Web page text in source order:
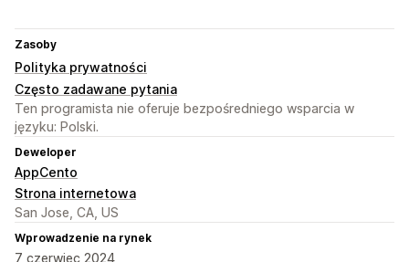
Zasoby
Polityka prywatności
Często zadawane pytania
Ten programista nie oferuje bezpośredniego wsparcia w
języku: Polski.
Deweloper
AppCento
Strona internetowa
San Jose, CA, US
Wprowadzenie na rynek
7 czerwiec 2024